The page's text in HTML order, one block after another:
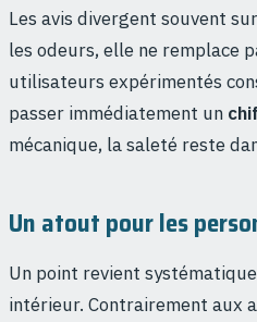
Les avis divergent souvent
les odeurs, elle ne remplace
utilisateurs expérimentés
passer immédiatement un
mécanique, la saleté reste
Un atout pour les
Un point revient
intérieur. Contrairement aux